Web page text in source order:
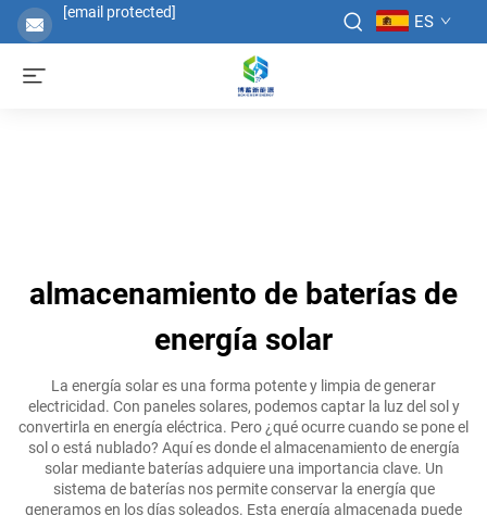
[email protected] ES
almacenamiento de baterías de
energía solar
La energía solar es una forma potente y limpia de generar
electricidad. Con paneles solares, podemos captar la luz del sol y
convertirla en energía eléctrica. Pero ¿qué ocurre cuando se pone el
sol o está nublado? Aquí es donde el almacenamiento de energía
solar mediante baterías adquiere una importancia clave. Un
sistema de baterías nos permite conservar la energía que
generamos en los días soleados. Esta energía almacenada puede